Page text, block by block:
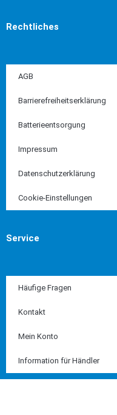
Rechtliches
AGB
Barrierefreiheitserklärung
Batterieentsorgung
Impressum
Datenschutzerklärung
Cookie-Einstellungen
Service
Häufige Fragen
Kontakt
Mein Konto
Information für Händler